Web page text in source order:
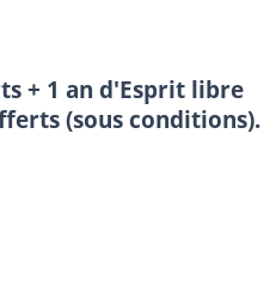
+ 1 an d'Esprit libre
(sous conditions).